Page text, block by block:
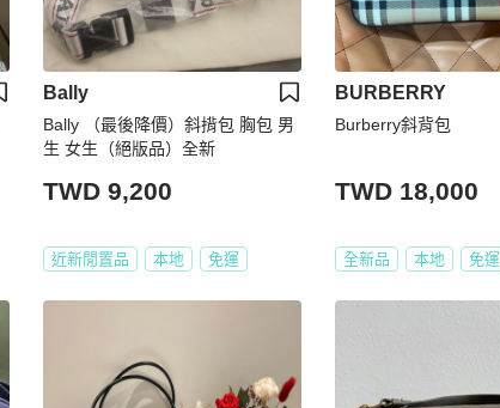
Bally
Bally （最後降價）斜揹包 胸包 男
生 女生（絕版品）全新
TWD 9,200
近新閒置品 本地 免運
BURBERRY
Burberry斜背包
TWD 18,000
全新品 本地 免運